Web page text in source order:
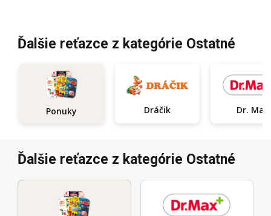
Ďalšie reťazce z kategórie Ostatné
Ponuky Dráčik Dr. Max
Ďalšie reťazce z kategórie Ostatné